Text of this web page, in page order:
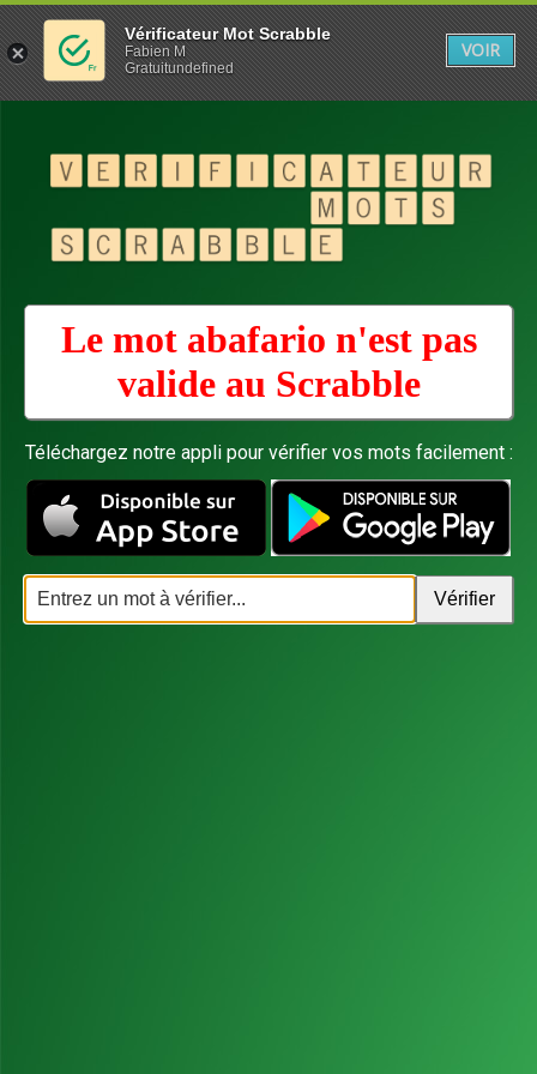
Le mot abafario n'est pas
valide au Scrabble
Téléchargez notre appli pour vérifier vos mots facilement :
Vérificateur Mot Scrabble
Fabien M
Gratuitundefined
VOIR